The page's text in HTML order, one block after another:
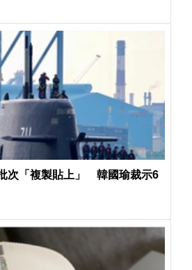
次「複製貼上」 韓國瑜裁示6